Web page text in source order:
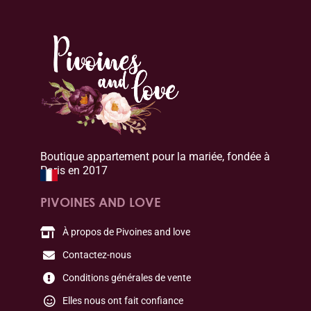
Boutique appartement pour la mariée, fondée à
Paris en 2017
PIVOINES AND LOVE
À propos de Pivoines and love
Contactez-nous
Conditions générales de vente
Elles nous ont fait confiance